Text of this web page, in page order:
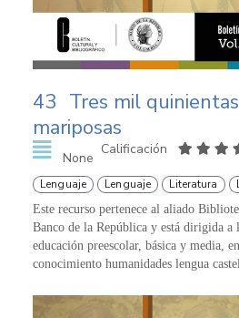
43 Tres mil
mariposas
None
Calificación
Lenguaje Lenguaje Literatura
Este recurso pertenece al aliado
Banco de la República y está dirigida a
educación preescolar, básica y media,
conocimiento humanidades lengua